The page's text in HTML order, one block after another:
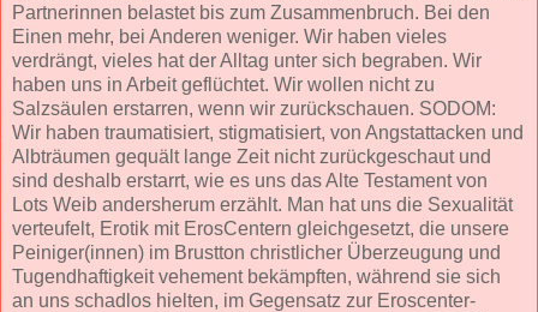
Partnerinnen belastet bis zum Zusammenbruch. Bei den
Einen mehr, bei Anderen weniger. Wir haben vieles
verdrängt, vieles hat der Alltag unter sich begraben. Wir
haben uns in Arbeit geflüchtet. Wir wollen nicht zu
Salzsäulen erstarren, wenn wir zurückschauen. SODOM:
Wir haben traumatisiert, stigmatisiert, von Angstattacken und
Albträumen gequält lange Zeit nicht zurückgeschaut und
sind deshalb erstarrt, wie es uns das Alte Testament von
Lots Weib andersherum erzählt. Man hat uns die Sexualität
verteufelt, Erotik mit ErosCentern gleichgesetzt, die unsere
Peiniger(innen) im Brustton christlicher Überzeugung und
Tugendhaftigkeit vehement bekämpften, während sie sich
an uns schadlos hielten, im Gegensatz zur Eroscenter-